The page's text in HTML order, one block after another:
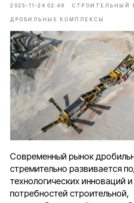
2025-11-24 02:49 СТРОИТЕЛЬНЫЙ
ДРОБИЛЬНЫЕ КОМПЛЕКСЫ
Современный рынок
стремительно развивается
технологических инноваций
потребностей строительной,